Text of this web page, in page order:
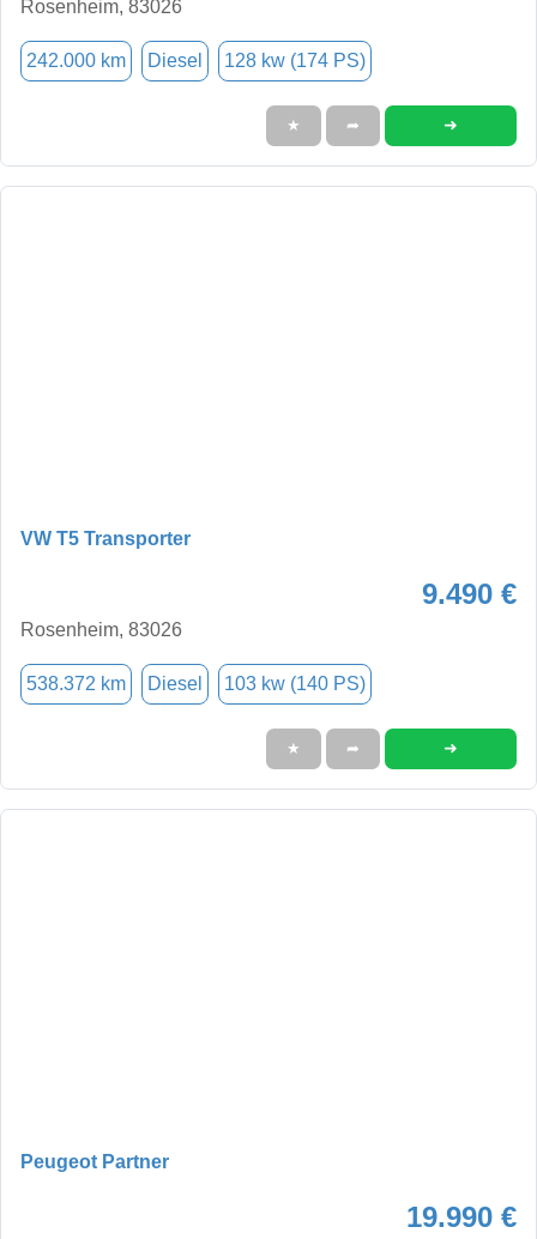
Rosenheim, 83026
242.000 km Diesel 128 kw (174 PS)
★ ➦ ➜
VW T5 Transporter
9.490 €
Rosenheim, 83026
538.372 km Diesel 103 kw (140 PS)
★ ➦ ➜
Peugeot Partner
19.990 €